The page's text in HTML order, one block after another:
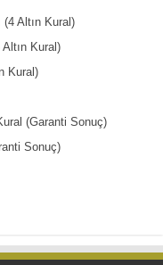
Altın Kural)
Kural)
Kural)
(Garanti Sonuç)
Sonuç)